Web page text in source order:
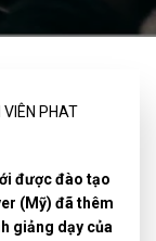
được đào tạo
(Mỹ) đã thêm
giảng dạy của